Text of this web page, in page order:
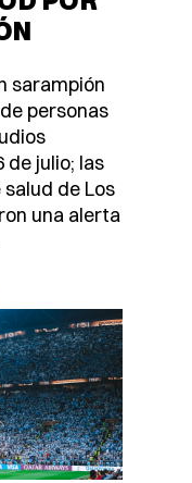
sarampión
personas
de julio; las
de Los
una alerta